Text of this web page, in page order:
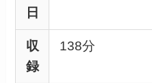
日
収
録
138分